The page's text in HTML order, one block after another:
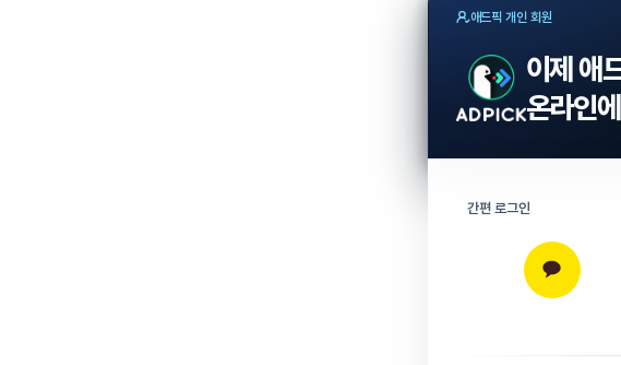
애드픽 개인 회원
이제 애
온라인
간편 로그인